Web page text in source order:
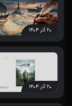
۲۰ آذر ۱۴۰۴
۲۰ آذر ۱۴۰۴